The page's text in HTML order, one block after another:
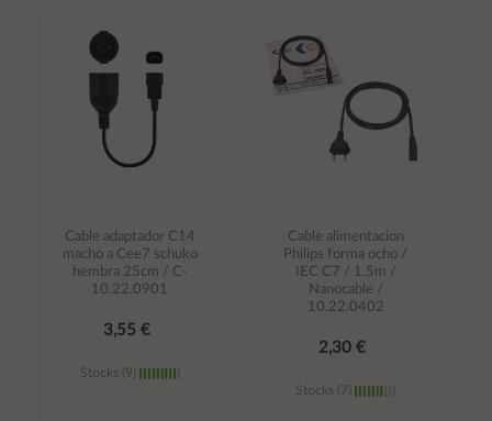
carrito
carrito
Cable adaptador C14
macho a Cee7 schuko
hembra 25cm / C-
10.22.0901
3,55 €
Stocks (9)
Cable alimentacion
Philips forma ocho /
IEC C7 / 1.5m /
Nanocable /
10.22.0402
2,30 €
Stocks (7)